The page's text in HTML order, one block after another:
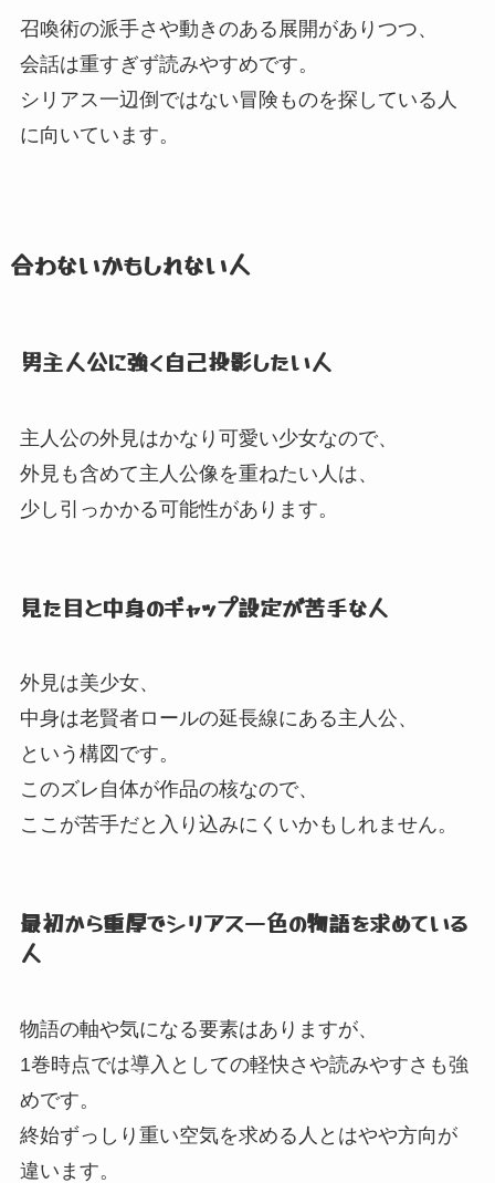
召喚術の派手さや動きのある展開がありつつ、
会話は重すぎず読みやすめです。
シリアス一辺倒ではない冒険ものを探している人
に向いています。
合わないかもしれない人
男主人公に強く自己投影したい人
主人公の外見はかなり可愛い少女なので、
外見も含めて主人公像を重ねたい人は、
少し引っかかる可能性があります。
見た目と中身のギャップ設定が苦手な人
外見は美少女、
中身は老賢者ロールの延長線にある主人公、
という構図です。
このズレ自体が作品の核なので、
ここが苦手だと入り込みにくいかもしれません。
最初から重厚でシリアス一色の物語を求めている
人
物語の軸や気になる要素はありますが、
1巻時点では導入としての軽快さや読みやすさも強
めです。
終始ずっしり重い空気を求める人とはやや方向が
違います。